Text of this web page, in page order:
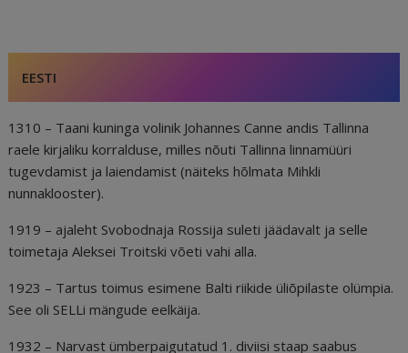
o
o
k
n st m d
s
EESTI
1310 – Taani kuninga volinik Johannes Canne andis Tallinna
raele kirjaliku korralduse, milles nõuti Tallinna linnamüüri
tugevdamist ja laiendamist (näiteks hõlmata Mihkli
nunnaklooster).
1919 – ajaleht Svobodnaja Rossija suleti jäädavalt ja selle
toimetaja Aleksei Troitski võeti vahi alla.
1923 – Tartus toimus esimene Balti riikide üliõpilaste olümpia.
See oli SELLi mängude eelkäija.
1932 – Narvast ümberpaigutatud 1. diviisi staap saabus